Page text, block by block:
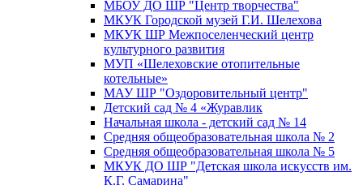
МБОУ ДО ШР "Центр творчества"
МКУК Городской музей Г.И. Шелехова
МКУК ШР Межпоселенческий центр
культурного развития
МУП «Шелеховские отопительные
котельные»
МАУ ШР "Оздоровительный центр"
Детский сад № 4 «Журавлик
Начальная школа - детский сад № 14
Средняя общеобразовательная школа № 2
Средняя общеобразовательная школа № 5
МКУК ДО ШР "Детская школа искусств им.
К.Г. Самарина"